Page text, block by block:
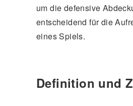
um die defensive
entscheidend für die
eines Spiels.
Definition und